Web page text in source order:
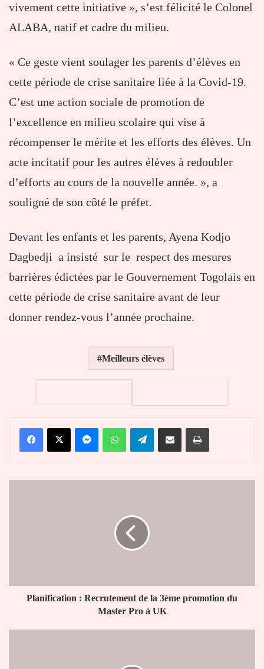
vivement cette initiative », s’est félicité le Colonel
ALABA, natif et cadre du milieu.
« Ce geste vient soulager les parents d’élèves en
cette période de crise sanitaire liée à la Covid-19.
C’est une action sociale de promotion de
l’excellence en milieu scolaire qui vise à
récompenser le mérite et les efforts des élèves. Un
acte incitatif pour les autres élèves à redoubler
d’efforts au cours de la nouvelle année. », a
souligné de son côté le préfet.
Devant les enfants et les parents, Ayena Kodjo
Dagbedji a insisté sur le respect des mesures
barrières édictées par le Gouvernement Togolais en
cette période de crise sanitaire avant de leur
donner rendez-vous l’année prochaine.
Meilleurs élèves
FacebookX MessengerWhatsAppTelegramPartager par email Imprimer
Master
Planification : Recrutement de la 3ème promotion du
Master Pro à UK